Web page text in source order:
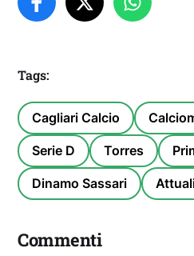
Tags:
Cagliari Calcio
Serie D Torres
Dinamo Sassari
Commenti